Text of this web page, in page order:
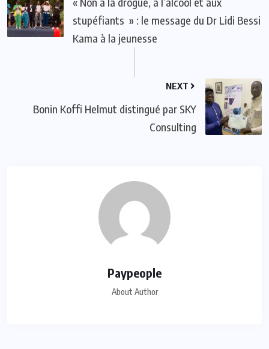
stupéfiants » : le message du Dr Lidi Bessi
Kama à la jeunesse
NEXT
Bonin Koffi Helmut distingué par SKY
Consulting
Paypeople
About Author